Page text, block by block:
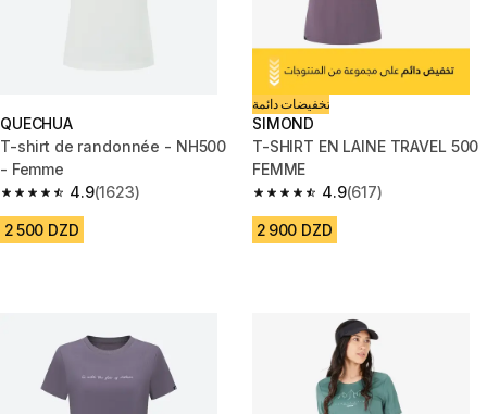
QUECHUA
T-shirt de randonnée - NH500
- Femme
4.9
4.9 out of 5 stars from 1623 reviews
(1623)
2 500 DZD
تخفيضات دائمة
SIMOND
T-SHIRT EN LAINE TRAVEL 500
FEMME
4.9
4.9 out of 5 stars from 617
(617)
2 900 DZD